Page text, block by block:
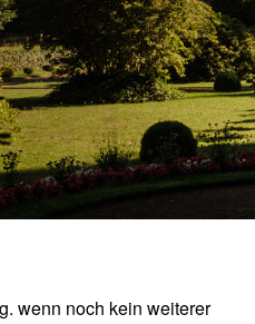
wenn noch kein weiterer